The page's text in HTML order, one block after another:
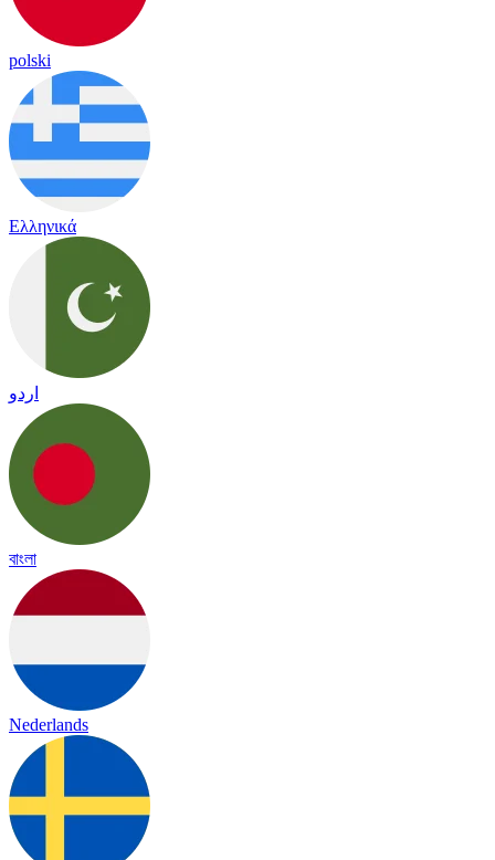
polski
Ελληνικά
اردو
বাংলা
Nederlands